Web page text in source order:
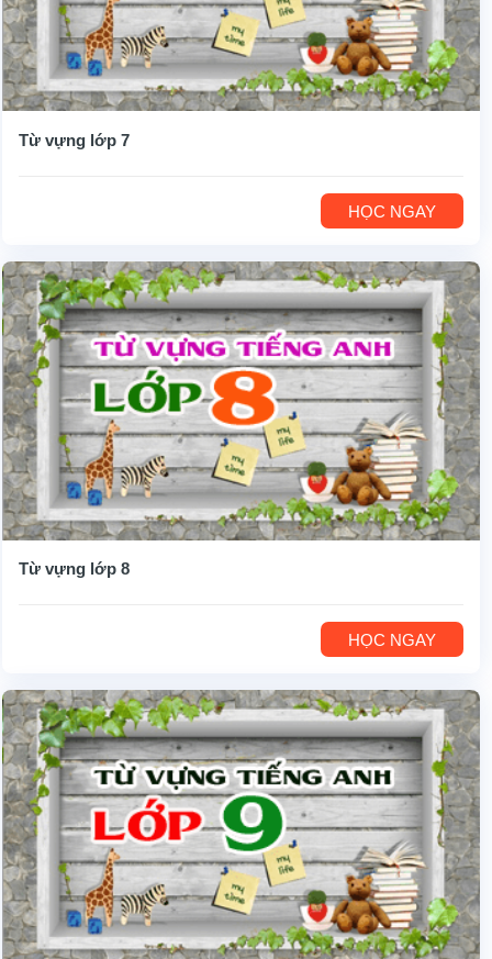
Từ vựng lớp 7
HỌC NGAY
Từ vựng lớp 8
HỌC NGAY